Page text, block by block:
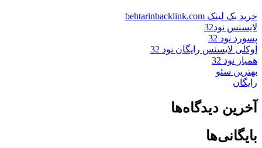
خرید بک لینک behtarinbacklink.com
لایسنس نود32
پسورد نود 32
اوکلی لایسنس رایگان نود 32
همیار نود 32
بهترین سئو
رایگان
آخرین دیدگاه‌ها
بایگانی‌ها